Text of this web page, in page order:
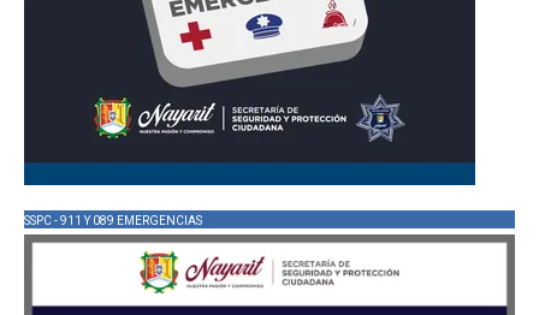
SSPC - 911 Y 089 EMERGENCIAS